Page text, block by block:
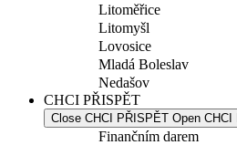
Litoměřice
Litomyšl
Lovosice
Mladá Boleslav
Nedašov
CHCI PŘISPĚT
Close CHCI PŘISPĚT Open CHCI
Finančním darem